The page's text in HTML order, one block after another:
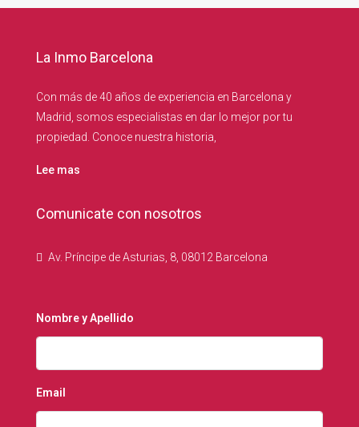
La Inmo Barcelona
Con más de 40 años de experiencia en Barcelona y
Madrid, somos especialistas en dar lo mejor por tu
propiedad. Conoce nuestra historia,
Lee mas
Comunicate con nosotros
Av. Príncipe de Asturias, 8, 08012 Barcelona
Nombre y Apellido
Email